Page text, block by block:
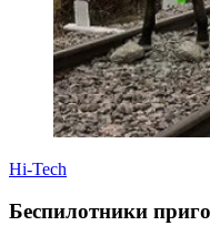
Hi-Tech
Беспилотники